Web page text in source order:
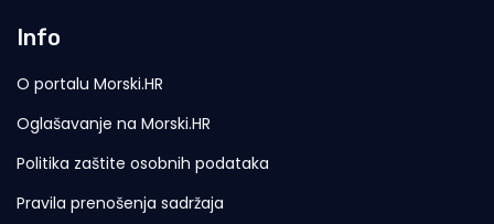
Info
O portalu Morski.HR
Oglašavanje na Morski.HR
Politika zaštite osobnih podataka
Pravila prenošenja sadržaja